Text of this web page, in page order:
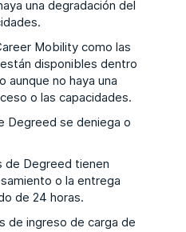
una degradación del
Mobility como las
disponibles dentro
aunque no haya una
o las capacidades.
Degreed se deniega o
de Degreed tienen
o la entrega
de 24 horas.
de ingreso de carga de